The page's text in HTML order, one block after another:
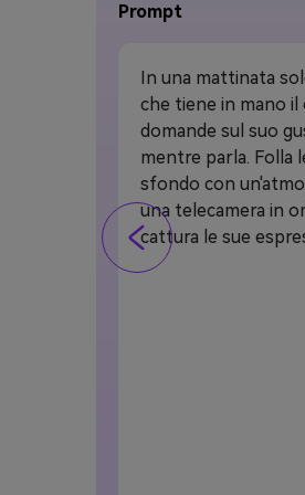
Prompt
In una mattinata
che tiene in mano
domande sul suo
mentre parla. Folla
sfondo con
una telecamera in
cattura le sue